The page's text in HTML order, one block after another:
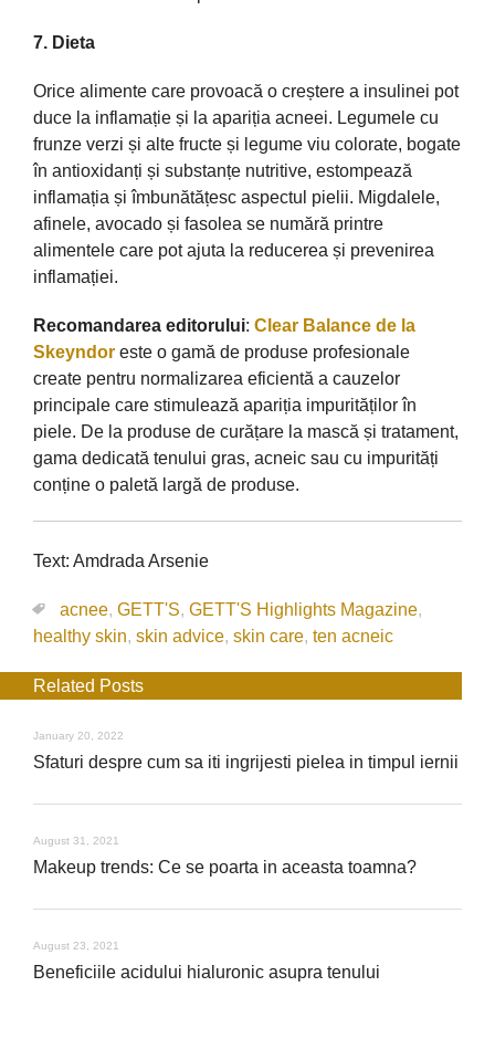
7. Dieta
Orice alimente care provoacă o creștere a insulinei pot
duce la inflamație și la apariția acneei. Legumele cu
frunze verzi și alte fructe și legume viu colorate, bogate
în antioxidanți și substanțe nutritive, estompează
inflamația și îmbunătățesc aspectul pielii. Migdalele,
afinele, avocado și fasolea se numără printre
alimentele care potajuta la reducerea și prevenirea
inflamației.
Recomandarea editorului: Clear Balance de la
Skeyndor este o gamă de produse profesionale
create pentru normalizarea eficientă a cauzelor
principale care stimulează apariția impurităților în
piele. De la produse de curățare la mască și tratament,
gama dedicată tenului gras, acneic sau cu impurități
conține o paletă largă de produse.
Text: Amdrada Arsenie
acnee, GETT'S, GETT'S Highlights Magazine,
healthy skin, skin advice, skin care, ten acneic
Related Posts
January 20, 2022
Sfaturi despre cum sa iti ingrijesti pielea in timpul iernii
August 31, 2021
Makeup trends: Ce se poarta in aceasta toamna?
August 23, 2021
Beneficiile acidului hialuronic asupra tenului